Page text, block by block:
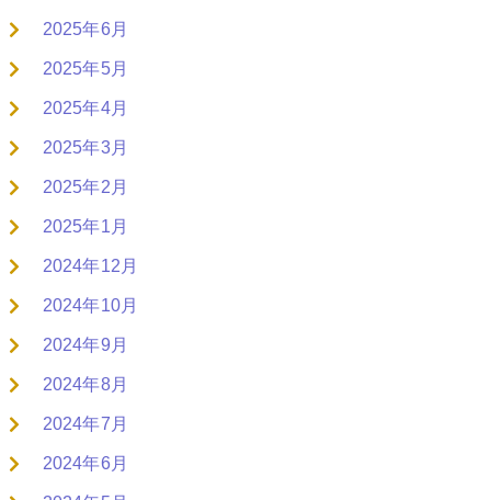
2025年6月
2025年5月
2025年4月
2025年3月
2025年2月
2025年1月
2024年12月
2024年10月
2024年9月
2024年8月
2024年7月
2024年6月